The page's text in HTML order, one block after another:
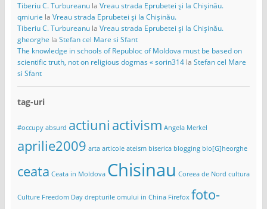
Tiberiu C. Turbureanula Vreau strada Eprubetei și la Chișinău.
qmiurie la Vreau strada Eprubetei și la Chișinău.
Tiberiu C. Turbureanula Vreau strada Eprubetei și la Chișinău.
gheorghe la Stefan cel Mare si Sfant
The knowledge in schools of Republoc of Moldova must be based on
scientific truth, not on religious dogmas « sorin314la Stefan cel Mare
si Sfant
tag-uri
#occupy absurd actiuni activism Angela Merkel
aprilie2009 arta articole ateism biserica blogging blo[G]heorghe
ceata Ceata in Moldova Chisinau Coreea de Nord cultura
Culture Freedom Day drepturile omului in China Firefox foto-